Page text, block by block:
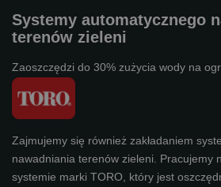
Systemy automatycznego
terenów zieleni
Zaoszczędzi do 30% zużycia wody na
Zajmujemy się również zakładaniem
nawadniania terenów zieleni. Pracujemy
systemie marki TORO, który jest